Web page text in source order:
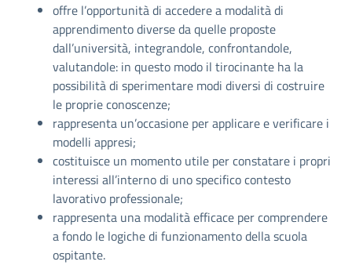
offre l’opportunità di accedere a modalità di
apprendimento diverse da quelle proposte
dall’università, integrandole, confrontandole,
valutandole: in questo modo il tirocinante ha la
possibilità di sperimentare modi diversi di costruire
le proprie conoscenze;
rappresenta un’occasione per applicare e verificare i
modelli appresi;
costituisce un momento utile per constatare i propri
interessi all’interno di uno specifico contesto
lavorativo professionale;
rappresenta una modalità efficace per comprendere
a fondo le logiche di funzionamento della scuola
ospitante.